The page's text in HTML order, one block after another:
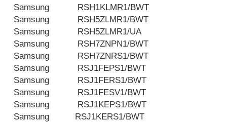
Samsung
RSH1KLMR1/BWT
Samsung
RSH5ZLMR1/BWT
Samsung
RSH5ZLMR1/UA
Samsung
RSH7ZNPN1/BWT
Samsung
RSH7ZNRS1/BWT
Samsung
RSJ1FEPS1/BWT
Samsung
RSJ1FERS1/BWT
Samsung
RSJ1FESV1/BWT
Samsung
RSJ1KEPS1/BWT
Samsung
RSJ1KERS1/BWT